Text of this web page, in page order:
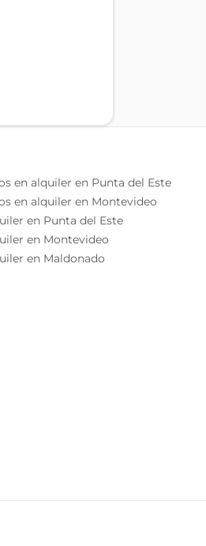
al
y
en alquiler en Punta del Este
en alquiler en Montevideo
en Punta del Este
en Montevideo
en Maldonado